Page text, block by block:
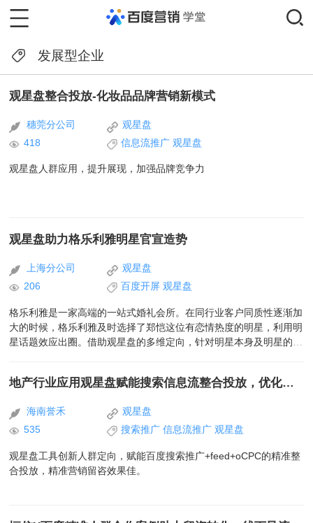
发展型企业
观星盘整合投放-化妆品品牌营销新模式
穗莞分公司
观星盘
418
信息流推广 观星盘
观星盘人群应用，提升展现，加强品牌竞争力
观星盘助力格乐利雅明星官宣造势
上海分公司
观星盘
206
百度开屏 观星盘
格乐利雅是一家高端的一站式婚礼会所。在同行业客户同质性逐渐加
大的时候，格乐利雅及时选择了郑恺这位有恋情热度的明星，利用明
星话题效应出圈。借助观星盘的多维定向，针对明星本身及明星的衍
地产行业应用观星盘赋能搜索信息流整合投放，优化成本精准获客
海南誉禾
观星盘
535
搜索推广 信息流推广 观星盘
观星盘工具创新人群定向，赋能百度搜索推广+feed+oCPC的精准整
合投放，精准营销留咨效果佳。